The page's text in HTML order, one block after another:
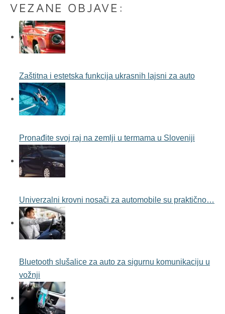
VEZANE OBJAVE:
Zaštitna i estetska funkcija ukrasnih lajsni za auto
Pronađite svoj raj na zemlji u termama u Sloveniji
Univerzalni krovni nosači za automobile su praktično…
Bluetooth slušalice za auto za sigurnu komunikaciju u
vožnji